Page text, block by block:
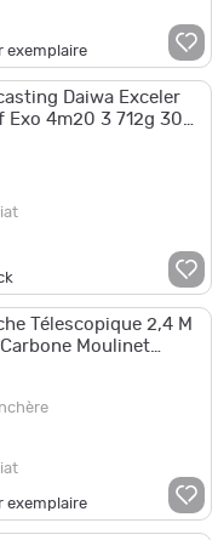
exemplaire
Daiwa Exceler
Exo 4m20 3 712g 300
Télescopique 2,4 M
Moulinet
exemplaire